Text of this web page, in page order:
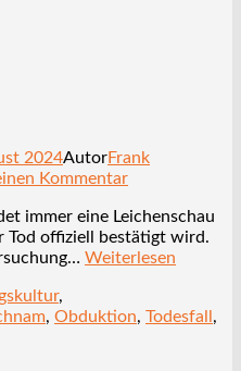
2024AutorFrank
Kommentar
immer eine Leichenschau
Tod offiziell bestätigt wird.
Weiterlesen
,
, Obduktion, Todesfall ,